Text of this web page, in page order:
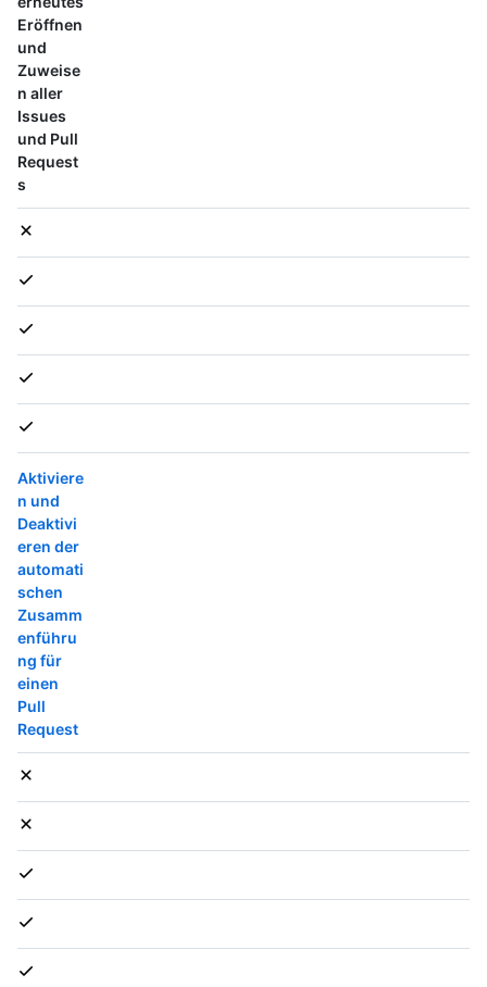
Eröffnen
und
Zuweise
n aller
Issues
und Pull
Request
s
Aktiviere
n und
Deaktivi
eren der
automati
schen
Zusamm
enführu
ng für
einen
Pull
Request